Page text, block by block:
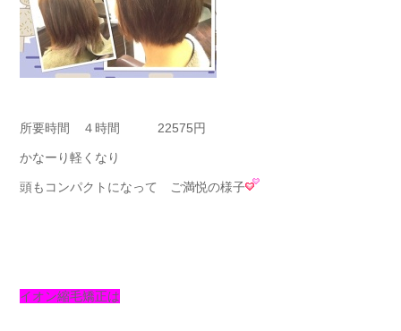
所要時間 ４時間 22575円
かなーり軽くなり
頭もコンパクトになって ご満悦の様子
イオン縮毛矯正は